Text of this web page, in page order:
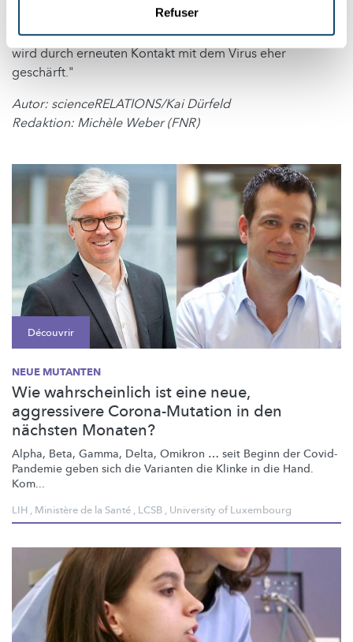
Refuser
die These einer Auslaugung durch Impfung ohnehin
keinen Sinn. Denn wie bereits gesagt: Das Immunsystem
wird durch erneuten Kontakt mit dem Virus eher
geschärft."
Autor: scienceRELATIONS/Kai Dürfeld
Redaktion: Michèle Weber (FNR)
Découvrir
NEUE MUTANTEN
Wie wahrscheinlich ist eine neue,
aggressivere Corona-Mutation in den
nächsten Monaten?
Alpha, Beta, Gamma, Delta, Omikron … seit Beginn der Covid-
Pandemie geben sich die Varianten die Klinke in die Hand.
Kom...
LIH , Ministère de la Santé , LCSB , University of Luxembourg